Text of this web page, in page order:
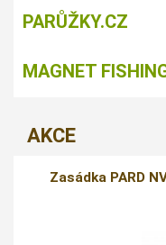
PARŮŽKY.CZ
MAGNET
AKCE
Zasádka PARD